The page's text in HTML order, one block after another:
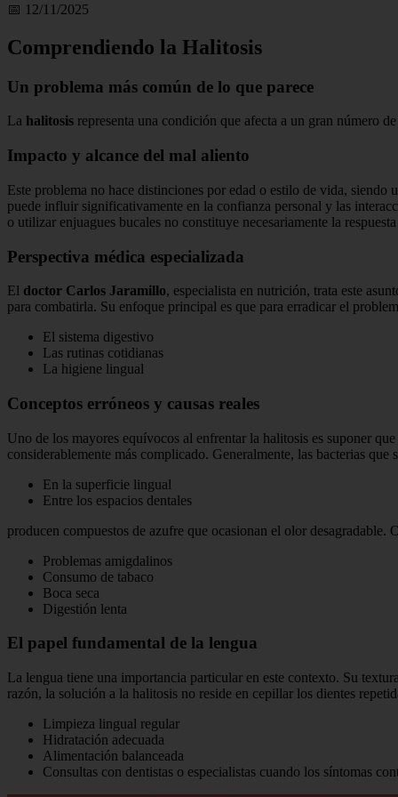
📅 12/11/2025
Comprendiendo la Halitosis
Un problema más común de lo que parece
La halitosis representa una condición que afecta a un gran número
Impacto y alcance del mal aliento
Este problema no hace distinciones por edad o estilo de vida,
puede influir significativamente en la confianza personal y las
o utilizar enjuagues bucales no constituye necesariamente la
Perspectiva médica especializada
El doctor Carlos Jaramillo, especialista en nutrición, trata este
para combatirla. Su enfoque principal es que para erradicar el
El sistema digestivo
Las rutinas cotidianas
La higiene lingual
Conceptos erróneos y causas reales
Uno de los mayores equívocos al enfrentar la halitosis es suponer
considerablemente más complicado. Generalmente, las bacterias que
En la superficie lingual
Entre los espacios dentales
producen compuestos de azufre que ocasionan el olor
Problemas amigdalinos
Consumo de tabaco
Boca seca
Digestión lenta
El papel fundamental de la lengua
La lengua tiene una importancia particular en este contexto. Su
razón, la solución a la halitosis no reside en cepillar los dientes
Limpieza lingual regular
Hidratación adecuada
Alimentación balanceada
Consultas con dentistas o especialistas cuando los síntomas